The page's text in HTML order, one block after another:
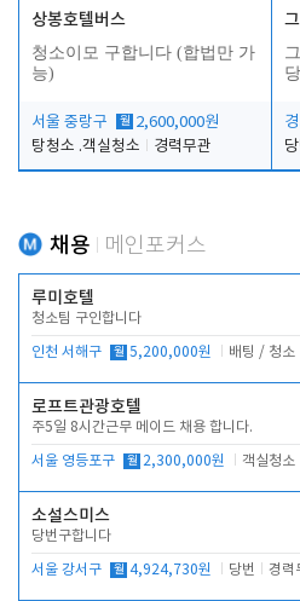
상봉호텔버스
청소이모 구합니다 (합법만 가
능)
서울 중랑구 월 2,600,000원
탕청소 .객실청소
경력무관
채용 메인포커스
루미호텔
청소팀 구인합니다
인천 서해구 월 5,200,000원 배팅 / 청소
로프트관광호텔
주5일 8시간근무 메이드 채용 합니다.
서울 영등포구 월 2,300,000원 객실청소
소설스미스
당번구합니다
서울 강서구 월 4,924,730원 당번 경력